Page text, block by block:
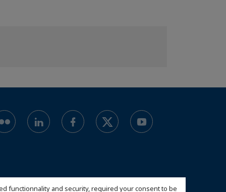
functionnality and security, required your consent to be